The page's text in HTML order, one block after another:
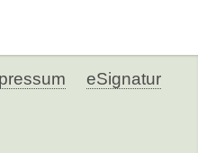
eSignatur